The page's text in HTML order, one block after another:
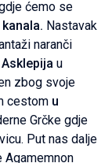
ćemo se
Nastavak
naranči
u
zbog svoje
cestom u
Grčke gdje
Put nas dalje
Agamemnon